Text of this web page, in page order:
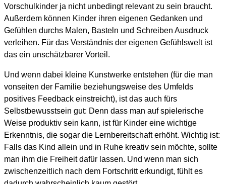
Vorschulkinder ja nicht unbedingt relevant zu sein braucht.
Außerdem können Kinder ihren eigenen Gedanken und
Gefühlen durchs Malen, Basteln und Schreiben Ausdruck
verleihen. Für das Verständnis der eigenen Gefühlswelt ist
das ein unschätzbarer Vorteil.
Und wenn dabei kleine Kunstwerke entstehen (für die man
vonseiten der Familie beziehungsweise des Umfelds
positives Feedback einstreicht), ist das auch fürs
Selbstbewusstsein gut: Denn dass man auf spielerische
Weise produktiv sein kann, ist für Kinder eine wichtige
Erkenntnis, die sogar die Lernbereitschaft erhöht. Wichtig ist:
Falls das Kind allein und in Ruhe kreativ sein möchte, sollte
man ihm die Freiheit dafür lassen. Und wenn man sich
zwischenzeitlich nach dem Fortschritt erkundigt, fühlt es